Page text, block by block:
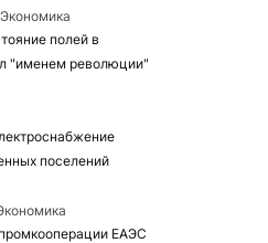
полей в
"именем революции"
поселений
ЕАЭС